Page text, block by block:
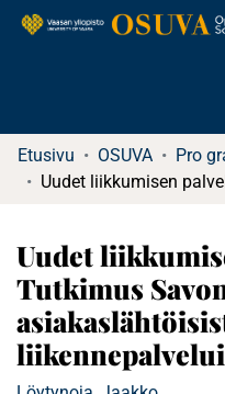
Etusivu OSUVA
Uudet
Tutkimus